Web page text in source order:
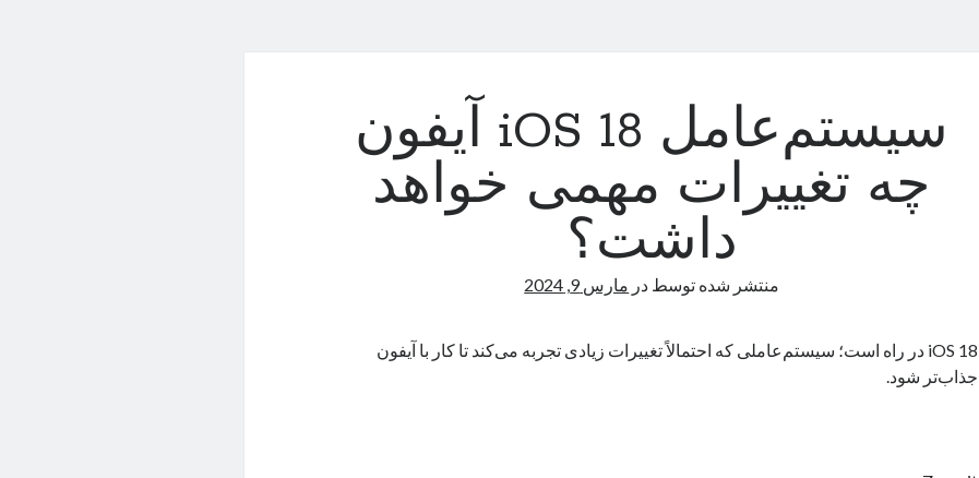
سیستم‌عامل iOS 18 آیفون
چه تغییرات مهمی خواهد
داشت؟
منتشر شده توسط در مارس 9, 2024
iOS 18 در راه است؛ سیستم‌عاملی که احتمالاً تغییرات زیادی تجربه می‌کند تا کار با آیفون
جذاب‌تر شود.